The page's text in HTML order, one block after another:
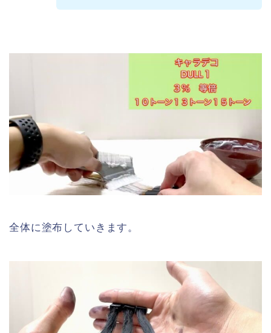
全体に塗布していきます。